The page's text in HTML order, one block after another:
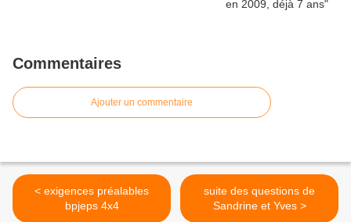
Commentaires
Ajouter un commentaire
< exigences préalables
bpjeps 4x4
suite des questions de
Sandrine et Yves >